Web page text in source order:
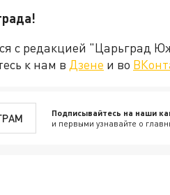
с редакцией "Царьград
к нам в Дзене и во
Подписывайтесь на наши
и первыми узнавайте о